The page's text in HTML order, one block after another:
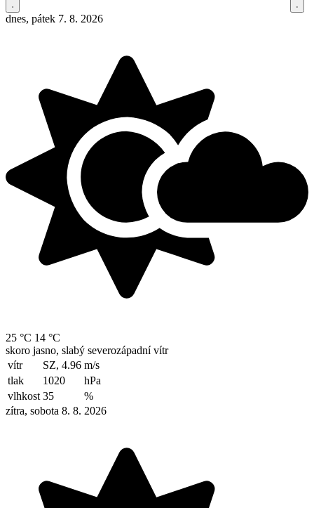
dnes, pátek 7. 8. 2026
25 °C 14 °C
skoro jasno, slabý severozápadní vítr
vítr
SZ, 4.96 m/s
tlak
1020
hPa
vlhkost 35
%
zítra, sobota 8. 8. 2026